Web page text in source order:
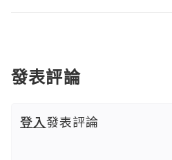
發表評論
登入發表評論